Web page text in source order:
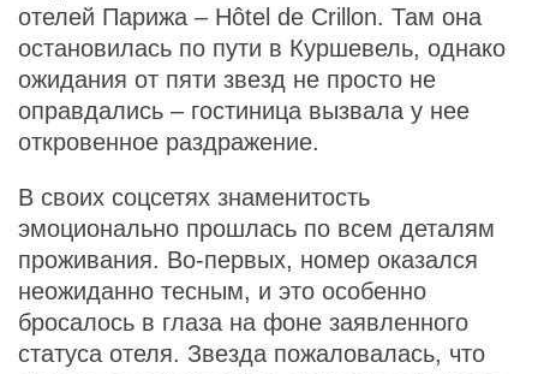
отелей Парижа – Hôtel de Crillon. Там она
остановилась по пути в Куршевель, однако
ожидания от пяти звезд не просто не
оправдались – гостиница вызвала у нее
откровенное раздражение.
В своих соцсетях знаменитость
эмоционально прошлась по всем деталям
проживания. Во-первых, номер оказался
неожиданно тесным, и это особенно
бросалось в глаза на фоне заявленного
статуса отеля. Звезда пожаловалась, что